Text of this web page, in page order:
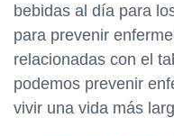
bebidas al día para
para prevenir
relacionadas con el
podemos prevenir
vivir una vida más